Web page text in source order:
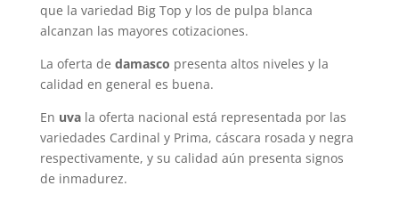
que la variedad Big Top y los de pulpa blanca
alcanzan las mayores cotizaciones.
La oferta de damasco presenta altos niveles y la
calidad en general es buena.
En uvala oferta nacional está representada por las
variedades Cardinal y Prima, cáscara rosada y negra
respectivamente, y su calidad aún presenta signos
de inmadurez.